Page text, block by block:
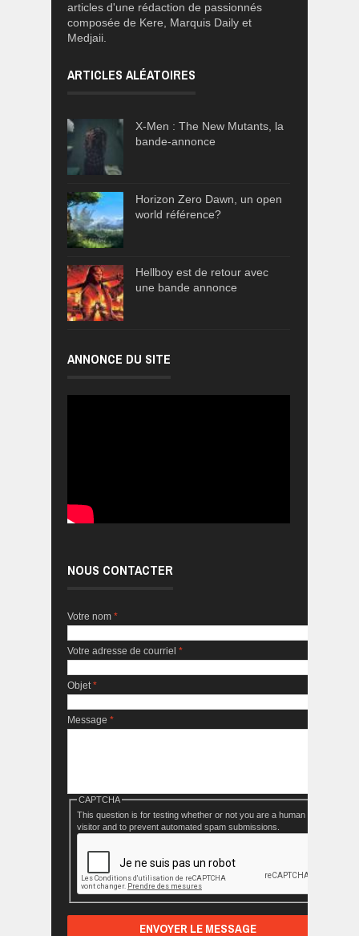
articles d'une rédaction de passionnés
composée de Kere, Marquis Daily et
Medjaii.
ARTICLES ALÉATOIRES
X-Men : The New Mutants, la
bande-annonce
Horizon Zero Dawn, un open
world référence?
Hellboy est de retour avec
une bande annonce
ANNONCE DU SITE
NOUS CONTACTER
Votre nom *
Votre adresse de courriel *
Objet*
Message *
CAPTCHA
This question is for testing whether or not you are a human
visitor and to prevent automated spam submissions.